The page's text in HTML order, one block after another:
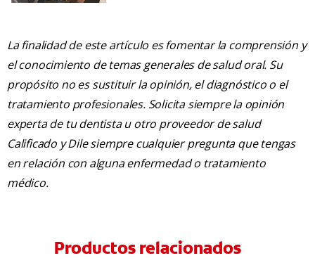
La finalidad de este artículo es fomentar la comprensión y
el conocimiento de temas generales de salud oral. Su
propósito no es sustituir la opinión, el diagnóstico o el
tratamiento profesionales. Solicita siempre la opinión
experta de tu dentista u otro proveedor de salud
Calificado y Dile siempre cualquier pregunta que tengas
en relación con alguna enfermedad o tratamiento
médico.
Productos relacionados